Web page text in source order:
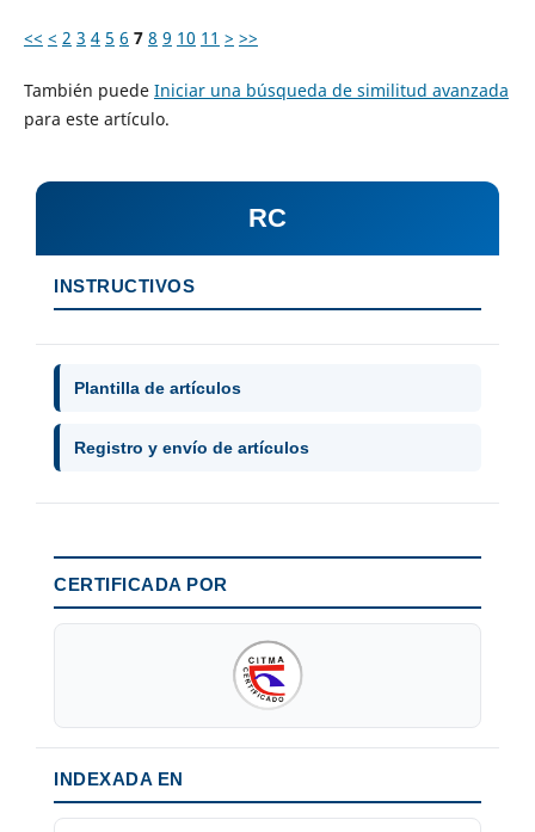
<< < 2 3 4 5 6 7 8 9 10 11 > >>
También puede Iniciar una búsqueda de similitud avanzada
para este artículo.
RC
INSTRUCTIVOS
Plantilla de artículos
Registro y envío de artículos
CERTIFICADA POR
INDEXADA EN